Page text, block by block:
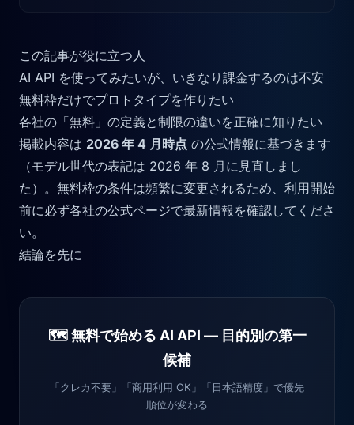
この記事が役に立つ人
AI API を使ってみたいが、いきなり課金するのは不安
無料枠だけでプロトタイプを作りたい
各社の「無料」の定義と制限の違いを正確に知りたい
掲載内容は 2026 年 4 月時点 の公式情報に基づきます
（モデル世代の表記は 2026 年 8 月に見直しまし
た）。無料枠の条件は頻繁に変更されるため、利用開始
前に必ず各社の公式ページで最新情報を確認してくださ
い。
結論を先に
🗺️ 無料で始める AI API — 目的別の第一
候補
「クレカ不要」「商用利用 OK」「日本語精度」で優先
順位が変わる